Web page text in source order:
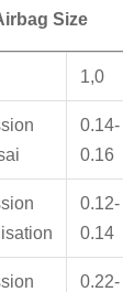
Size
1,0
0.14-
0.16
0.12-
0.14
0.22-